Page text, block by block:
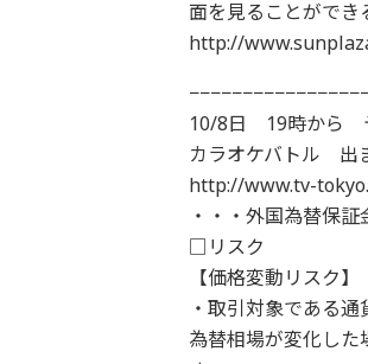
面を見ることができ
http://
10/8日 19時から
カラオケバトル 出
http://www.tv-
・・・外国為替保
□リスク
【価格変動リスク】
・取引対象である
為替相場が変化し